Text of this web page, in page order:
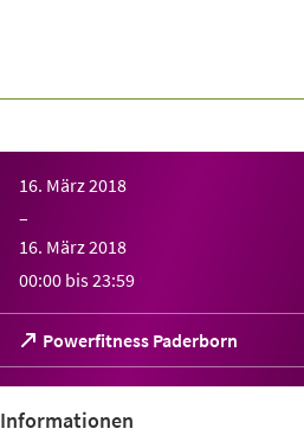
16. März 2018
–
16. März 2018
00:00 bis23:59
Powerfitness Paderborn
(Öffnet
in
einem
neuen
Tab)
Informationen